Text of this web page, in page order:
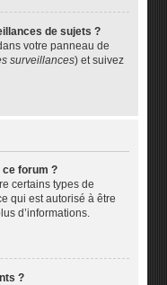
de sujets ?
votre panneau de
surveillances) et suivez
forum ?
certains types de
qui est autorisé à être
d’informations.
?